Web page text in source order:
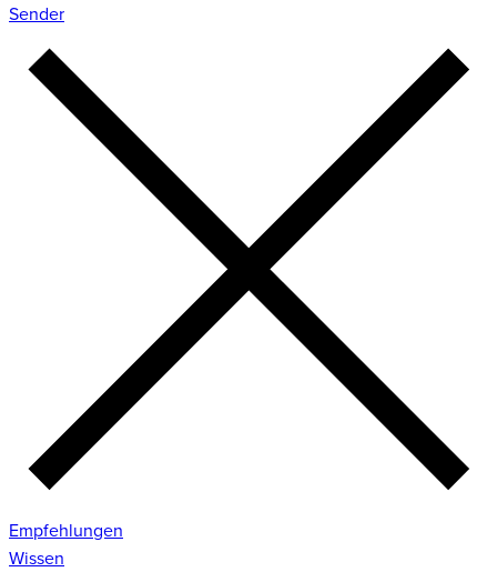
Sender
Empfehlungen
Wissen